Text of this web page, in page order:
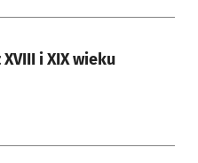
i XIX wieku